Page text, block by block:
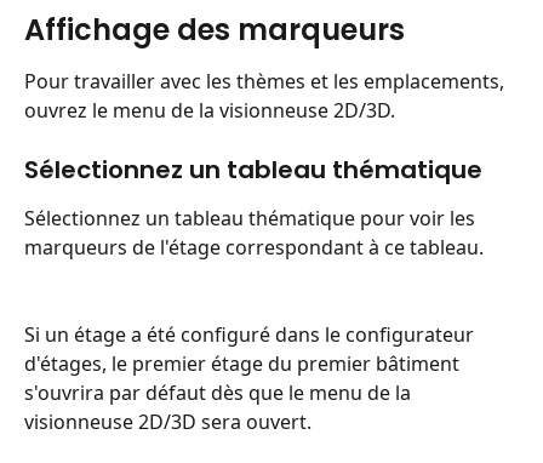
Affichage des marqueurs
Pour travailler avec les thèmes et les emplacements,
ouvrez le menu de la visionneuse 2D/3D.
Sélectionnez un tableau thématique
Sélectionnez un tableau thématique pour voir les
marqueurs de l'étage correspondant à ce tableau.
Si un étage a été configuré dans le configurateur
d'étages, le premier étage du premier bâtiment
s'ouvrira par défaut dès que le menu de la
visionneuse 2D/3D sera ouvert.